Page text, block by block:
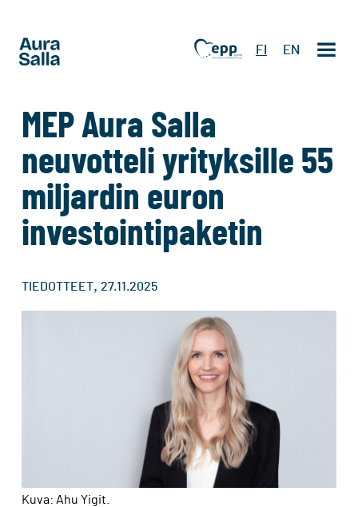
FI EN
MEP Aura Salla
neuvotteli yrityksille 55
miljardin euron
investointipaketin
TIEDOTTEET, 27.11.2025
Kuva: Ahu Yigit.